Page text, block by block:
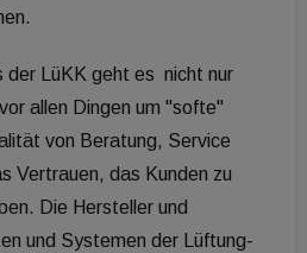
der LüKK geht es nicht nur
allen Dingen um "softe"
von Beratung, Service
Vertrauen, das Kunden zu
Die Hersteller und
und Systemen der Lüftung-